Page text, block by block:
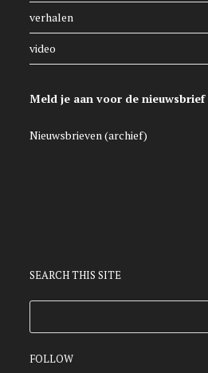
verhalen
video
Meld je aan voor de nieuwsbrief
Nieuwsbrieven (archief)
SEARCH THIS SITE
FOLLOW